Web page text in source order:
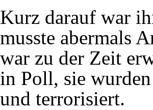
Kurz darauf war
musste abermals
war zu der Zeit
in Poll, sie
und terrorisiert.